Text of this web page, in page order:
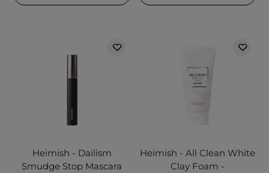
Heimish - Dailism
Smudge Stop Mascara
Heimish - All Clean White
Clay Foam -